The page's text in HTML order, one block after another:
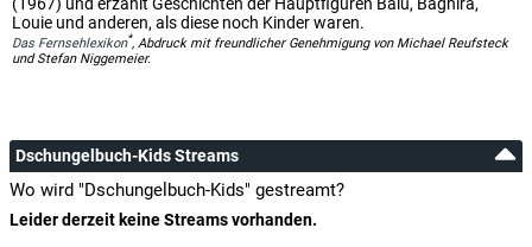
Louie und anderen, als diese noch Kinder waren.
Das Fernsehlexikon*, Abdruck mit freundlicher Genehmigung von Michael Reufsteck
und Stefan Niggemeier.
Dschungelbuch-Kids Streams
Wo wird "Dschungelbuch-Kids" gestreamt?
Leider derzeit keine Streams vorhanden.